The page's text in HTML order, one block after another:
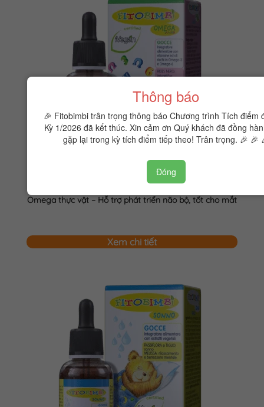
Fitobimbi Omega junior
Omega thực vật – Hỗ trợ phát triển não bộ, tốt cho mắt
Xem chi tiết
Thông báo
🎉 Fitobimbi trân trọng thông báo Chương trình Tích điểm
Kỳ 1/2026 đã kết thúc. Xin cảm ơn Quý khách đã đồng
gặp lại trong kỳ tích điểm tiếp theo! Trân trọng. 🎉 🎉
Đóng